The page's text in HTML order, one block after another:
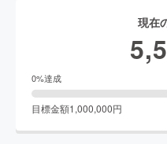
現在
0%達成
目標金額1,000,000円